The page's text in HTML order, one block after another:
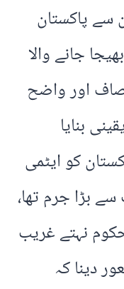
سے پاکستان
جانے والا
اور واضح
بنایا
کو ایٹمی
بڑا جرم تھا،
نہتے غریب
دینا کہ